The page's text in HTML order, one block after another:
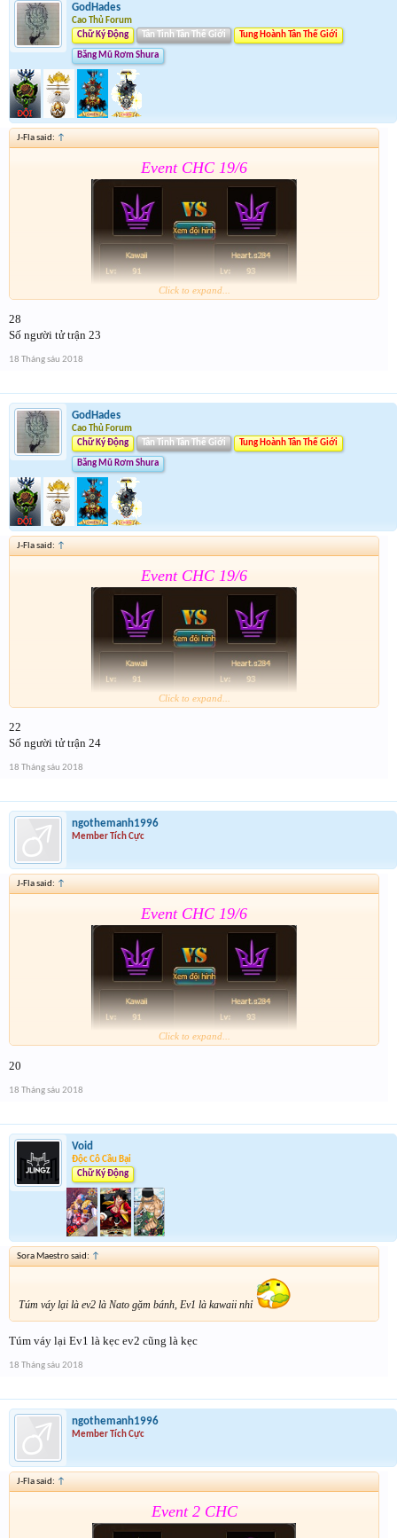
GodHades
Cao Thủ Forum
Chữ Ký Động
Tân Tinh Tân Thế Giới Tung Hoành Tân Thế Giới
Băng Mũ Rơm Shura
J-Fla said: ↑
Event CHC 19/6
Form :
Lâu hết giải quá
Click to expand...
28
Số người tử trận 23
18 Tháng sáu 2018
GodHades
Cao Thủ Forum
Chữ Ký Động
Tân Tinh Tân Thế Giới Tung Hoành Tân Thế Giới
Băng Mũ Rơm Shura
J-Fla said: ↑
Event CHC 19/6
Form :
Lâu hết giải quá
Click to expand...
22
Số người tử trận 24
18 Tháng sáu 2018
ngothemanh1996
Member Tích Cực
J-Fla said: ↑
Event CHC 19/6
Click to expand...
20
18 Tháng sáu 2018
Void
Độc Cô Cầu Bại
Chữ Ký Động
Sora Maestro said: ↑
Túm váy lại là ev2 là Nato gặm bánh, Ev1 là kawaii nhỉ
Túm váy lại Ev1 là kẹc ev2 cũng là kẹc
18 Tháng sáu 2018
ngothemanh1996
Member Tích Cực
J-Fla said: ↑
Event 2 CHC